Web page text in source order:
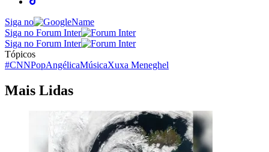
Siga no
Siga no Forum Inter
Siga no Forum Inter
Tópicos
#CNNPopAngélicaMúsicaXuxa Meneghel
Mais Lidas